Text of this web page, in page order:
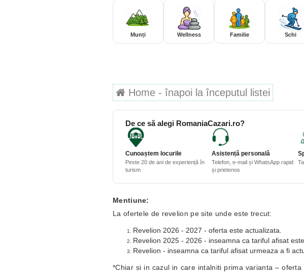
Munți Wellness Familie Schi
Home - înapoi la începutul listei
De ce să alegi RomaniaCazari.ro?
Cunoaștem locurile
Peste 20 de ani de experiență în
turism
Asistență personală
Telefon, e-mail și WhatsApp rapid
și prietenos
Mentiune:
La ofertele de revelion pe site unde este trecut:
Revelion 2026 - 2027 - oferta este actualizata.
Revelion 2025 - 2026 - inseamna ca tariful afisat
Revelion - inseamna ca tariful afisat urmeaza a fi
*Chiar si in cazul in care intalniti prima varianta –